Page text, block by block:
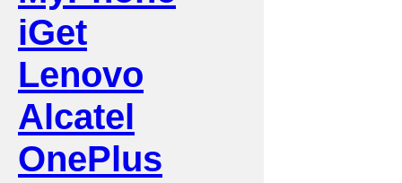
iGet
Lenovo
Alcatel
OnePlus